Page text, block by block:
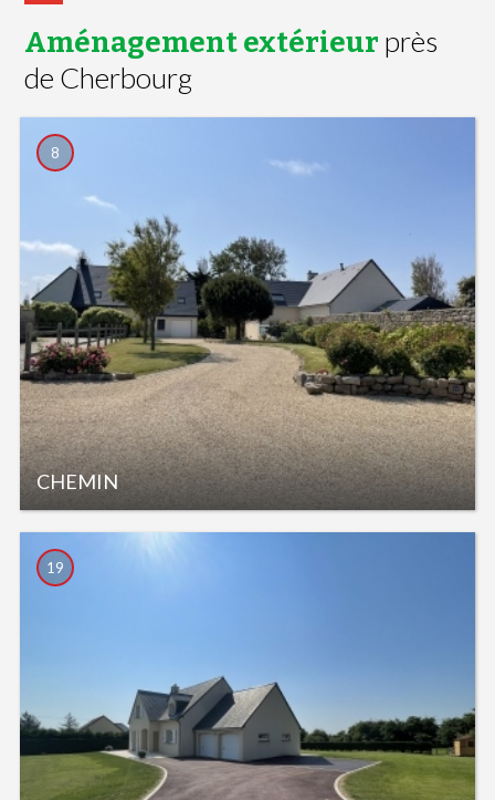
Aménagement extérieur près
de Cherbourg
CHEMIN
8
19